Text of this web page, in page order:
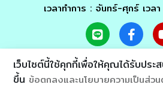
เวลาทำการ : จันทร์-ศุกร์ เวล
เว็บไซต์นี้ใช้คุกกี้เพื่อให้คุณได้รับปร
ขึ้น ข้อตกลงและนโยบายความเป็นส่ว